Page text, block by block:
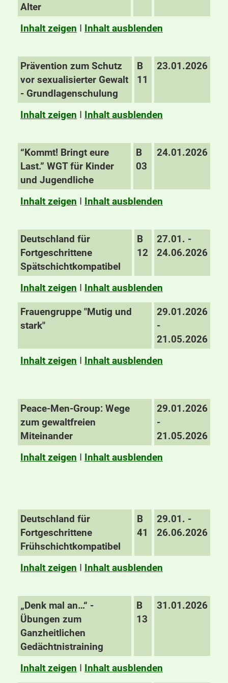
Alter
Inhalt zeigen I Inhalt ausblenden
Prävention zum Schutz
vor sexualisierter Gewalt
- Grundlagenschulung
B
11
23.01.2026
Inhalt zeigen I Inhalt ausblenden
“Kommt! Bringt eure
Last.” WGT für Kinder
und Jugendliche
B
03
24.01.2026
Inhalt zeigen I Inhalt ausblenden
Deutschland für
Fortgeschrittene
Spätschichtkompatibel
B
12
27.01. -
24.06.2026
Inhalt zeigen I Inhalt ausblenden
Frauengruppe "Mutig und
stark"
29.01.2026
-
21.05.2026
Inhalt zeigen I Inhalt ausblenden
Peace-Men-Group: Wege
zum gewaltfreien
Miteinander
29.01.2026
-
21.05.2026
Inhalt zeigen I Inhalt ausblenden
Deutschland für
Fortgeschrittene
Frühschichtkompatibel
B
41
29.01. -
26.06.2026
Inhalt zeigen I Inhalt ausblenden
„Denk mal an…“ -
Übungen zum
Ganzheitlichen
Gedächtnistraining
B
13
31.01.2026
Inhalt zeigen I Inhalt ausblenden